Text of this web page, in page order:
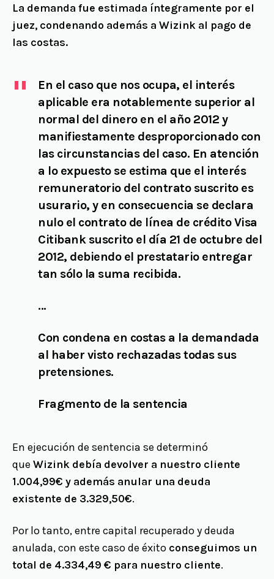
La demanda fue estimada íntegramente por el
juez, condenando además a Wizink al pago de
las costas.
En el caso que nos ocupa, el interés
aplicable era notablemente superior al
normal del dinero en el año 2012 y
manifiestamente desproporcionado con
las circunstancias del caso. En atención
a lo expuesto se estima que el interés
remuneratorio del contrato suscrito es
usurario, y en consecuencia se declara
nulo el contrato de línea de crédito Visa
Citibank suscrito el día 21 de octubre del
2012, debiendo el prestatario entregar
tan sólo la suma recibida.
…
Con condena en costas a la demandada
al haber visto rechazadas todas sus
pretensiones.
Fragmento de la sentencia
En ejecución de sentencia se determinó
que Wizink debía devolver a nuestro cliente
1.004,99€ y además anular una deuda
existente de 3.329,50€.
Por lo tanto, entre capital recuperado y deuda
anulada, con este caso de éxito conseguimos un
total de 4.334,49 € para nuestro cliente.